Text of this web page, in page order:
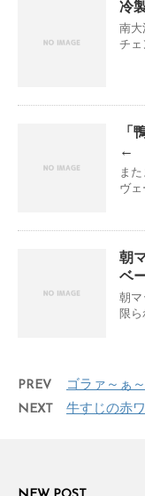
冷
南
チェ
「
←
ま
ヴ
朝
ベ
朝マ
限
PREV
ゴラァ～ぁ
NEXT
牛すじの赤